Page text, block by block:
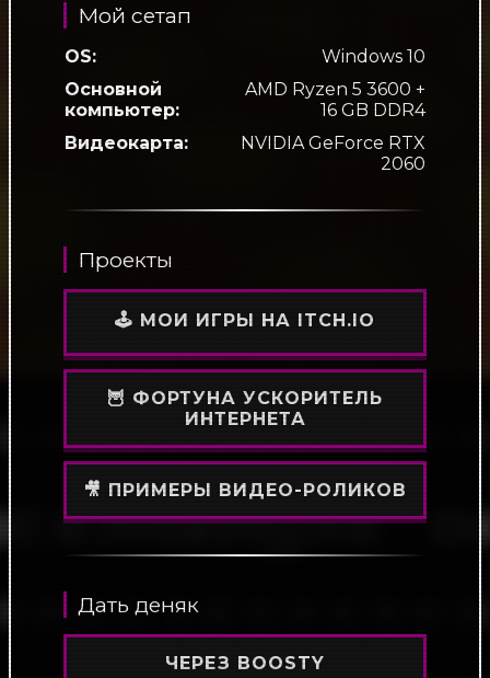
Мой сетап
OS:
Windows 10
Основной
компьютер:
AMD Ryzen 5 3600 +
16 GB DDR4
Видеокарта:
NVIDIA GeForce RTX
2060
Проекты
🕹️ МОИ ИГРЫ НА ITCH.IO
🦉 ФОРТУНА УСКОРИТЕЛЬ
ИНТЕРНЕТА
🎥 ПРИМЕРЫ ВИДЕО-РОЛИКОВ
Дать деняк
ЧЕРЕЗ BOOSTY